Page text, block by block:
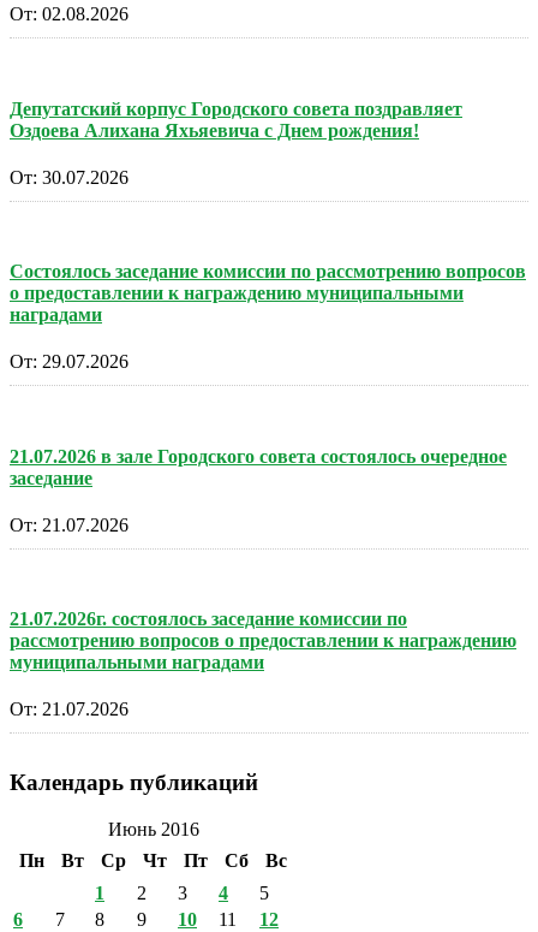
От: 02.08.2026
Депутатский корпус Городского совета поздравляет
Оздоева Алихана Яхьяевича с Днем рождения!
От: 30.07.2026
Состоялось заседание комиссии по рассмотрению вопросов
о предоставлении к награждению муниципальными
наградами
От: 29.07.2026
21.07.2026 в зале Городского совета состоялось очередное
заседание
От: 21.07.2026
21.07.2026г. состоялось заседание комиссии по
рассмотрению вопросов о предоставлении к награждению
муниципальными наградами
От: 21.07.2026
Календарь публикаций
Июнь 2016
Пн
Вт Ср Чт Пт Сб
Вс
1
2 3 4
5
6
7 8 9 10 11
12